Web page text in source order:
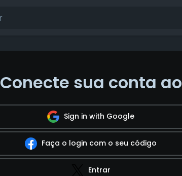
Conecte sua conta ao
Sign in with Google
Faça o login com o seu código
Entrar